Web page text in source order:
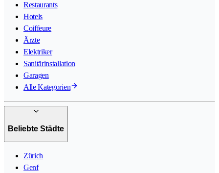
Restaurants
Hotels
Coiffeure
Ärzte
Elektriker
Sanitärinstallation
Garagen
Alle Kategorien
Beliebte Städte
Zürich
Genf